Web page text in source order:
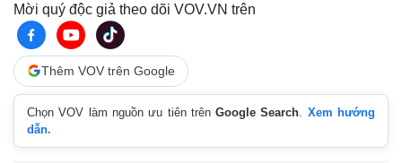
Mời quý độc giả theo dõi VOV.VN trên
Thêm VOV trên Google
Chọn VOV làm nguồn ưu tiên trênGoogle Search
Xem hướng
dẫn.